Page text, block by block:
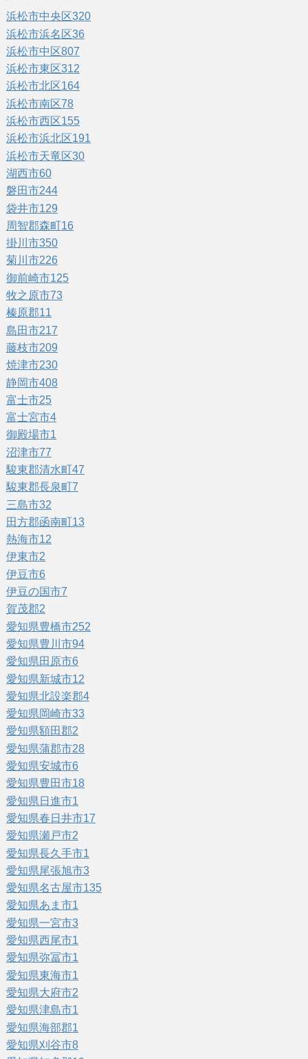
浜松市中央区320
浜松市浜名区36
浜松市中区807
浜松市東区312
浜松市北区164
浜松市南区78
浜松市西区155
浜松市浜北区191
浜松市天竜区30
湖西市60
磐田市244
袋井市129
周智郡森町16
掛川市350
菊川市226
御前崎市125
牧之原市73
榛原郡11
島田市217
藤枝市209
焼津市230
静岡市408
富士市25
富士宮市4
御殿場市1
沼津市77
駿東郡清水町47
駿東郡長泉町7
三島市32
田方郡函南町13
熱海市12
伊東市2
伊豆市6
伊豆の国市7
賀茂郡2
愛知県豊橋市252
愛知県豊川市94
愛知県田原市6
愛知県新城市12
愛知県北設楽郡4
愛知県岡崎市33
愛知県額田郡2
愛知県蒲郡市28
愛知県安城市6
愛知県豊田市18
愛知県日進市1
愛知県春日井市17
愛知県瀬戸市2
愛知県長久手市1
愛知県尾張旭市3
愛知県名古屋市135
愛知県あま市1
愛知県一宮市3
愛知県西尾市1
愛知県弥冨市1
愛知県東海市1
愛知県大府市2
愛知県津島市1
愛知県海部郡1
愛知県刈谷市8